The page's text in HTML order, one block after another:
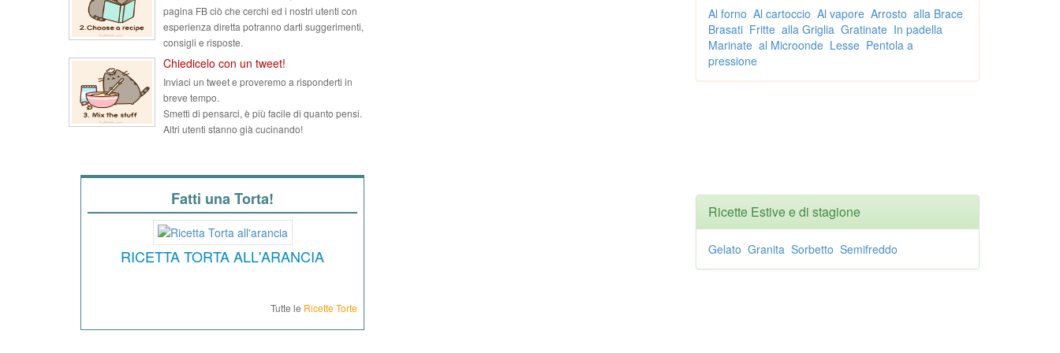
pagina FB ciò che cerchi ed i nostri utenti con
esperienza diretta potranno darti suggerimenti,
consigli e risposte.
Chiedicelo con un tweet!
Inviaci un tweet e proveremo a risponderti in
breve tempo.
Smetti di pensarci, è più facile di quanto pensi.
Altri utenti stanno già cucinando!
Fatti una Torta!
RICETTA TORTA ALL'ARANCIA
Tutte le Ricette Torte
Al forno Al cartoccio Al vapore Arrosto alla Brace
Brasati Fritte alla Griglia Gratinate In padella
Marinate al Microonde Lesse Pentola a
pressione
Ricette Estive e di stagione
Gelato Granita Sorbetto Semifreddo